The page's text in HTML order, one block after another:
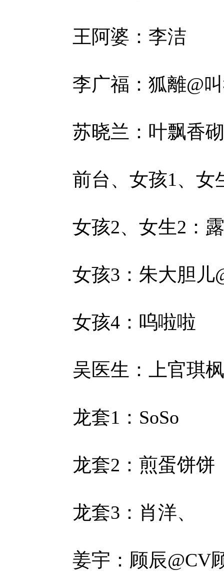
王阿婆：李洁
李广福：狐離@
苏晓兰：叶飘香砌
前台、女孩1、女
女孩2、女生2：
女孩3：朱大胆儿
女孩4：呜啦啦
吴医生：上官琪枫
龙套1：SoSo
龙套2：煎蛋饼饼
龙套3：肖洋、
姜宇：顾辰@CV